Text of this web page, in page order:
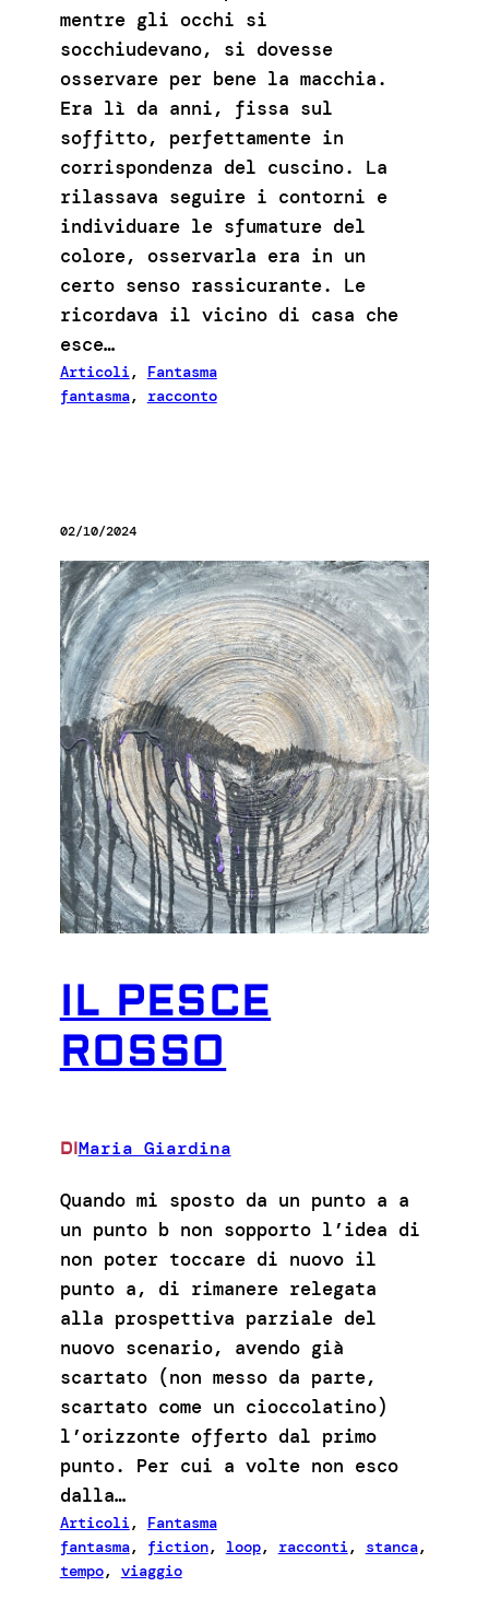
mentre gli occhi si
socchiudevano, si dovesse
osservare per bene la macchia.
Era lì da anni, fissa sul
soffitto, perfettamente in
corrispondenza del cuscino. La
rilassava seguire i contorni e
individuare le sfumature del
colore, osservarla era in un
certo senso rassicurante. Le
ricordava il vicino di casa che
esce…
Articoli, Fantasma
fantasma, racconto
02/10/2024
IL PESCE
ROSSO
DIMaria Giardina
Quando mi sposto da un punto a a
un punto b non sopporto l’idea di
non poter toccare di nuovo il
punto a, di rimanere relegata
alla prospettiva parziale del
nuovo scenario, avendo già
scartato (non messo da parte,
scartato come un cioccolatino)
l’orizzonte offerto dal primo
punto. Per cui a volte non esco
dalla…
Articoli, Fantasma
fantasma, fiction, loop, racconti, stanca
tempo, viaggio